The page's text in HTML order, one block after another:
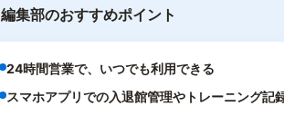
編集部のおすすめポイント
24時間営業で、いつでも利用できる
スマホアプリでの入退館管理やトレーニング記